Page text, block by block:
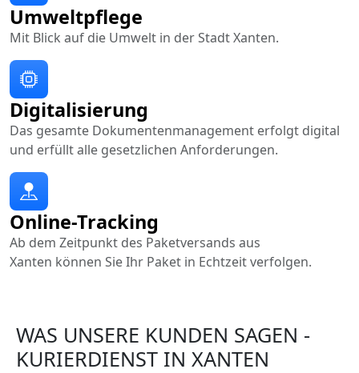
Online-Tracking
Ab dem Zeitpunkt des Paketversands aus
Xanten können Sie Ihr Paket in Echtzeit verfolgen.
Digitalisierung
Das gesamte Dokumentenmanagement erfolgt digital
und erfüllt alle gesetzlichen Anforderungen.
Umweltpflege
Mit Blick auf die Umwelt in der Stadt Xanten.
WAS UNSERE KUNDEN SAGEN -
KURIERDIENST IN XANTEN